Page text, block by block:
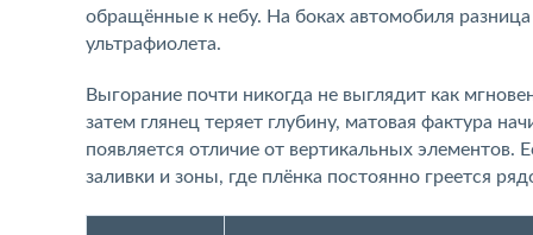
обращённые к небу. На боках автомобиля
ультрафиолета.
Выгорание почти никогда не выглядит как
затем глянец теряет глубину, матовая фактура
появляется отличие от вертикальных
заливки и зоны, где плёнка постоянно греется